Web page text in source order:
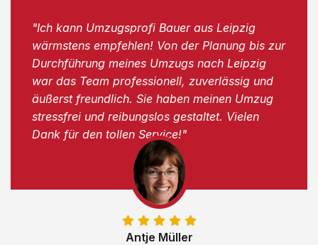
Antje Müller
"Ich kann Umzugsprofi Bauer aus Leipzig
wärmstens empfehlen! Von der Planung bis zur
Durchführung meines Umzugs nach Leipzig
war das Team professionell, zuverlässig und
äußerst freundlich. Sie haben meinen Umzug
stressfrei und reibungslos gestaltet. Vielen
Dank für den tollen Service!"